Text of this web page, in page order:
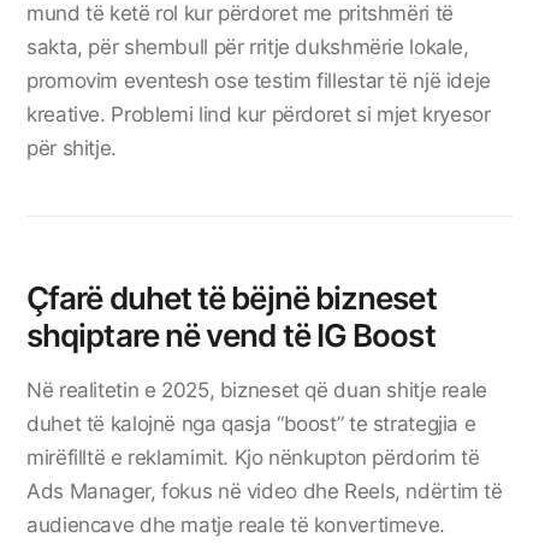
mund të ketë rol kur përdoret me pritshmëri të
sakta, për shembull për rritje dukshmërie lokale,
promovim eventesh ose testim fillestar të një ideje
kreative. Problemi lind kur përdoret si mjet kryesor
për shitje.
Çfarë duhet të bëjnë bizneset
shqiptare në vend të IG Boost
Në realitetin e 2025, bizneset që duan shitje reale
duhet të kalojnë nga qasja “boost” te strategjia e
mirëfilltë e reklamimit. Kjo nënkupton përdorim të
Ads Manager, fokus në video dhe Reels, ndërtim të
audiencave dhe matje reale të konvertimeve.